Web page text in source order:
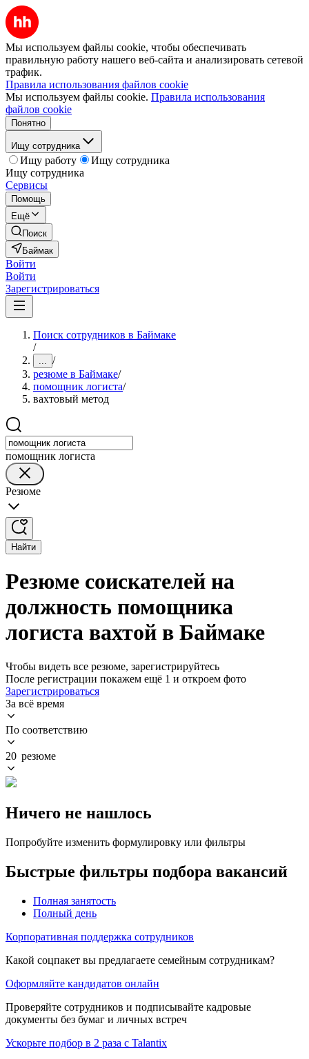
Мы используем файлы cookie, чтобы обеспечивать
правильную работу нашего веб-сайта и анализировать сетевой
трафик.
Правила использования файлов cookie
Мы используем файлы cookie. Правила использования
файлов cookie
Понятно
Ищу сотрудника
Ищу работу
Ищу сотрудника
Ищу сотрудника
Сервисы
Помощь
Ещё
Поиск
Баймак
Войти
Войти
Зарегистрироваться
Поиск сотрудников в Баймаке
/
... /
резюме в Баймаке/
помощник логиста/
вахтовый метод
помощник логиста
Резюме
Найти
Резюме соискателей на
должность помощника
логиста вахтой в Баймаке
Чтобы видеть все резюме, зарегистрируйтесь
После регистрации покажем ещё 1 и откроем фото
Зарегистрироваться
За всё время
По соответствию
20 резюме
Ничего не нашлось
Попробуйте изменить формулировку или фильтры
Быстрые фильтры подбора вакансий
Полная занятость
Полный день
Корпоративная поддержка сотрудников
Какой соцпакет вы предлагаете семейным сотрудникам?
Оформляйте кандидатов онлайн
Проверяйте сотрудников и подписывайте кадровые
документы без бумаг и личных встреч
Ускорьте подбор в 2 раза с Talantix